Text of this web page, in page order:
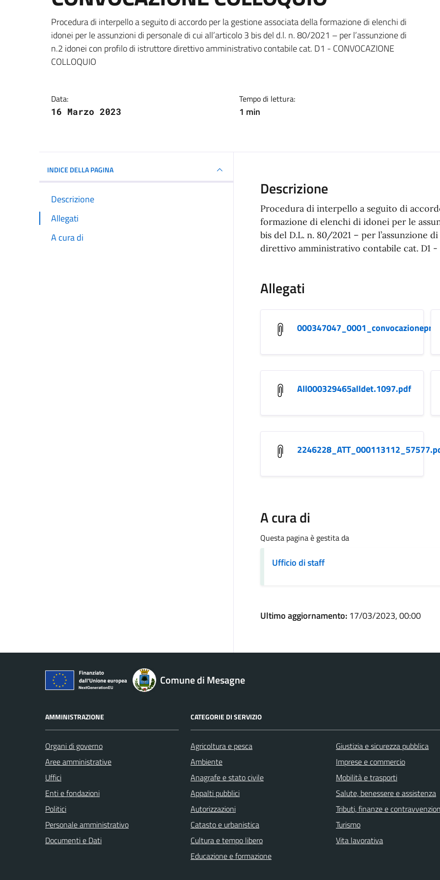
Dettagli della notizia
Procedura di interpello a seguito di accordo per la gestione associata della formazione di elenchi di
idonei per le assunzioni di personale di cui all’articolo 3 bis del d.l. n. 80/2021 – per l’assunzione di
n.2 idonei con profilo di istruttore direttivo amministrativo contabile cat. D1 - CONVOCAZIONE
COLLOQUIO
Data:
16 Marzo 2023
Tempo di lettura:
1 min
INDICE DELLA PAGINA
Descrizione
Allegati
A cura di
Descrizione
Procedura di interpello a seguito di
formazione di elenchi di idonei per le
bis del D.L. n. 80/2021 – per
direttivo amministrativo contabile cat. D1 -
Allegati
All000329465alldet.1097.pdf
A cura di
Questa pagina è gestita da
Ufficio di staff
Ultimo aggiornamento: 17/03/2023, 00:00
Comune di Mesagne
AMMINISTRAZIONE
Organi di governo
Aree amministrative
Uffici
Enti e fondazioni
Politici
Personale amministrativo
Documenti e Dati
CATEGORIE DI SERVIZIO
Agricoltura e pesca
Ambiente
Anagrafe e stato civile
Appalti pubblici
Autorizzazioni
Catasto e urbanistica
Cultura e tempo libero
Educazione e formazione
Giustizia e sicurezza pubblica
Imprese e commercio
Mobilità e trasporti
Salute, benessere e assistenza
Tributi, finanze e
Turismo
Vita lavorativa